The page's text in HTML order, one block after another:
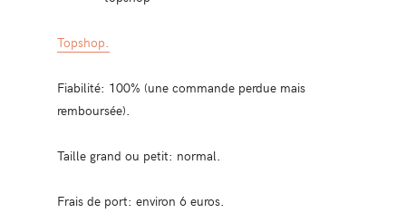
Topshop.
Fiabilité: 100% (une commande perdue mais
remboursée).
Taille grand ou petit: normal.
Frais de port: environ 6 euros.